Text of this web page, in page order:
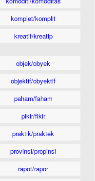
komplet/komplit
kreatif/kreatip
objek/obyek
objektif/obyektif
paham/faham
pikir/fikir
praktik/praktek
provinsi/propinsi
rapot/rapor